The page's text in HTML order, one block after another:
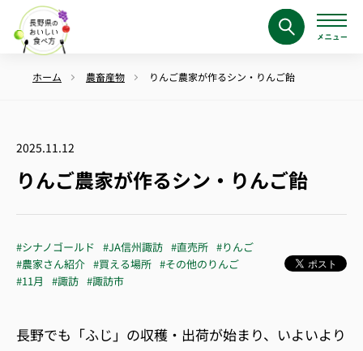
ホーム 農畜産物 りんご農家が作るシン・りんご飴
2025.11.12
りんご農家が作るシン・りんご飴
#シナノゴールド #JA信州諏訪 #直売所 #りんご
#農家さん紹介 #買える場所 #その他のりんご
#11月
#諏訪 #諏訪市
長野でも「ふじ」の収穫・出荷が始まり、 いよいよ り